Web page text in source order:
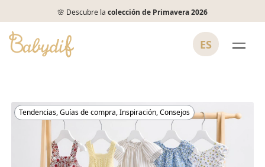
🌸 Descubre la colección de Primavera 2026
ES
Tendencias,Guías de compra,Inspiración,Consejos